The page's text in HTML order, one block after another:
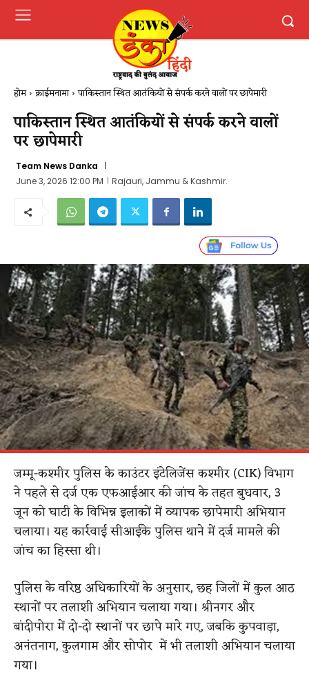
होम क्राईमनामा पाकिस्तान स्थित आतंकियों से संपर्क करने वालों पर छापेमारी
पाकिस्तान स्थित आतंकियों से संपर्क करने वालों
पर छापेमारी
Team News Danka
June 3, 2026 12:00 PM
Rajauri, Jammu & Kashmir.
जम्मू-कश्मीर पुलिस के काउंटर इंटेलिजेंस कश्मीर (CIK) विभाग
ने पहले से दर्ज एक एफआईआर की जांच के तहत बुधवार, 3
जून को घाटी के विभिन्न इलाकों में व्यापक छापेमारी अभियान
चलाया। यह कार्रवाई सीआईके पुलिस थाने में दर्ज मामले की
जांच का हिस्सा थी।
पुलिस के वरिष्ठ अधिकारियों के अनुसार, छह जिलों में कुल आठ
स्थानों पर तलाशी अभियान चलाया गया। श्रीनगर और
बांदीपोरा में दो-दो स्थानों पर छापे मारे गए, जबकि कुपवाड़ा,
अनंतनाग, कुलगाम और सोपोर में भी तलाशी अभियान चलाया
गया।